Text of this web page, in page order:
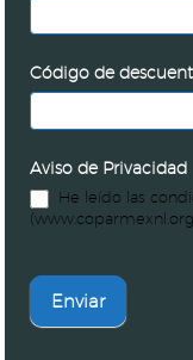
Código de
Aviso de Privacidad
He leído las
Enviar